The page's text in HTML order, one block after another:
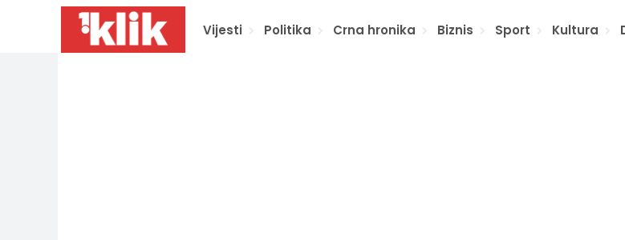
Vijesti Politika Crna hronika Biznis Sport Kultura